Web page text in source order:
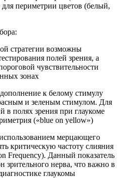
периметрии цветов (белый,
стратегии возможны
полей зрения, а
чувствительности
зонах
к белому стимулу
и зеленым стимулом. Для
в полях зрения при глаукоме
(«bluе оn yеllоw»)
мерцающего
критическую частоту слияния
Frеquеnсy). Данный показатель
зрительного нерва, что важно в
глаукомы